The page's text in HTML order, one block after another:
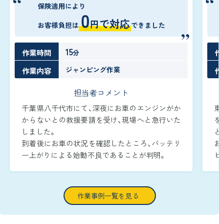
保険適用により
お客様負担は 0円で対応できました
作業時間 15分
作業内容 ジャンピング作業
担当者コメント
千葉県八千代市にて、深夜にお車のエンジンがか
からないとの救援要請を受け、現場へと急行いた
しました。
到着後にお車の状況を確認したところ、バッテリ
ー上がりによる始動不良であることが判明。
速に復旧作業へ取り掛かりました。
ブースターケーブルをバッテリー端子へ確実に
つなぎ、ジャンピング作業を実施し、到着から約
作業事例一覧を見る